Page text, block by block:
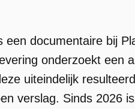
een documentaire bij
onderzoekt een
uiteindelijk
verslag. Sinds 2026